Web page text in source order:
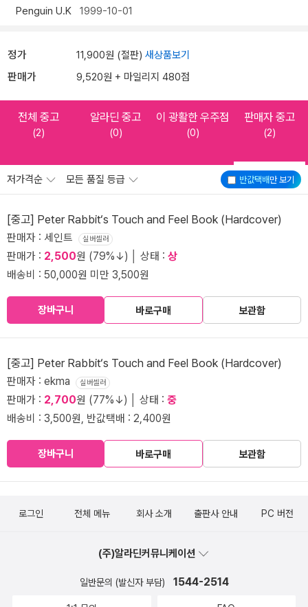
Penguin U.K 1999-10-01
정가 11,900원 (절판) 새상품보기
판매가 9,520원 + 마일리지 480점
전체 중고
(2)
알라딘 중고
(0)
이 광활한 우주점
(0)
판매자 중고
(2)
반값택배만 보기
저가격순 모든 품질 등급
[중고] Peter Rabbit‘s Touch and Feel Book (Hardcover)
판매자 : 세인트 실버셀러
판매가 : 2,500원 (79%↓) │ 상태 : 상
배송비 : 50,000원 미만 3,500원
장바구니 바로구매 보관함
[중고] Peter Rabbit‘s Touch and Feel Book (Hardcover)
판매자 : ekma 실버셀러
판매가 : 2,700원 (77%↓) │ 상태 : 중
배송비 : 3,500원, 반값택배 : 2,400원
장바구니 바로구매 보관함
로그인 전체 메뉴 회사 소개 출판사 안내 PC 버전
(주)알라딘커뮤니케이션
일반문의 (발신자 부담) 1544-2514